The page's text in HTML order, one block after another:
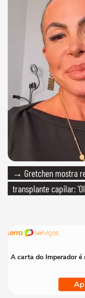
→ Gretchen mostra
transplante capilar:
A carta do Imperador é